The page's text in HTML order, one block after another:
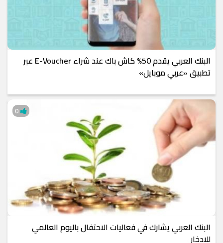
البنك العربي يقدم 50% كاش باك عند شراء E-Voucher عبر
تطبيق «عربي موبايل»
البنك العربي يشارك في فعاليات الاحتفال باليوم العالمي
للادخار